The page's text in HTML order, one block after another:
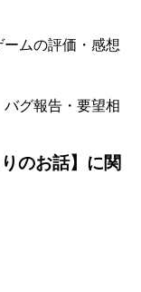
ームの評価・感想
バグ報告・要望相
のお話】に関